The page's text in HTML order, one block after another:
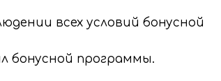
всех условий бонусной
бонусной программы.